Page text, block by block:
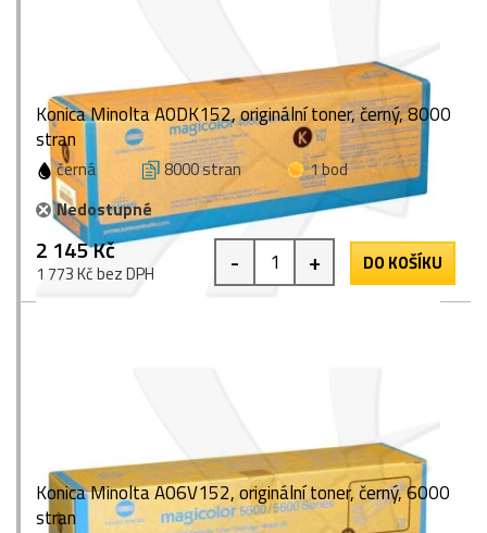
Konica Minolta A0DK152, originální toner, černý, 8000
stran
černá 8000 stran
1 bod
Nedostupné
2 145 Kč
1 773 Kč bez DPH - + DO KOŠÍKU
Konica Minolta A06V152, originální toner, černý, 6000
stran